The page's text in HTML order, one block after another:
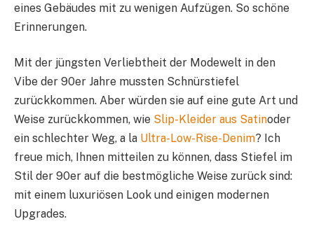
eines Gebäudes mit zu wenigen Aufzügen. So schöne
Erinnerungen.
Mit der jüngsten Verliebtheit der Modewelt in den
Vibe der 90er Jahre mussten Schnürstiefel
zurückkommen. Aber würden sie auf eine gute Art und
Weise zurückkommen, wie Slip-Kleider aus Satinoder
ein schlechter Weg, a la Ultra-Low-Rise-Denim? Ich
freue mich, Ihnen mitteilen zu können, dass Stiefel im
Stil der 90er auf die bestmögliche Weise zurück sind:
mit einem luxuriösen Look und einigen modernen
Upgrades.